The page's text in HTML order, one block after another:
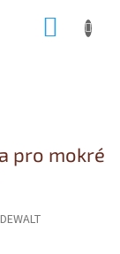
pro mokré
DEWALT